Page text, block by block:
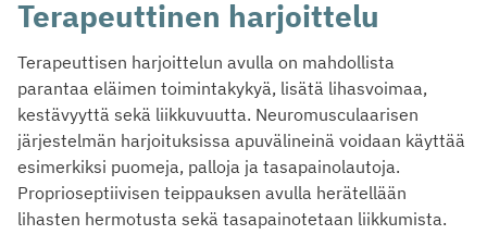
Terapeuttinen harjoittelu
Terapeuttisen harjoittelun avulla on mahdollista
parantaa eläimen toimintakykyä, lisätä lihasvoimaa,
kestävyyttä sekä liikkuvuutta. Neuromusculaarisen
järjestelmän harjoituksissa apuvälineinä voidaan käyttää
esimerkiksi puomeja, palloja ja tasapainolautoja.
Proprioseptiivisen teippauksen avulla herätellään
lihasten hermotusta sekä tasapainotetaan liikkumista.